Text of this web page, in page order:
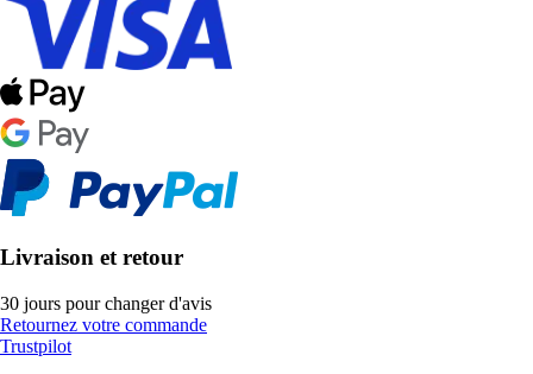
Livraison et retour
30 jours pour changer d'avis
Retournez votre commande
Trustpilot